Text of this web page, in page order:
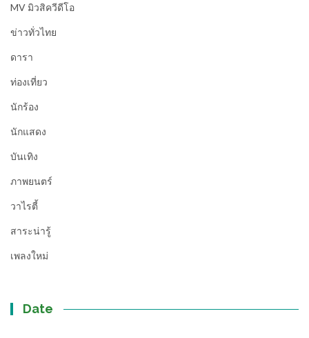
MV มิวสิควีดีโอ
ข่าวทั่วไทย
ดารา
ท่องเที่ยว
นักร้อง
นักแสดง
บันเทิง
ภาพยนตร์
วาไรตี้
สาระน่ารู้
เพลงใหม่
Date